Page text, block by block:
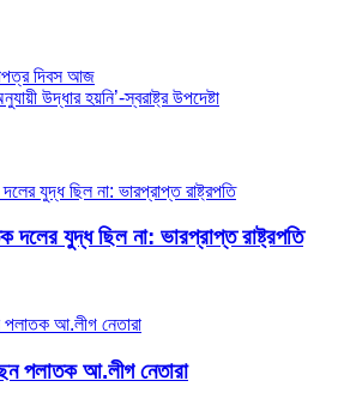
দিবস আজ
উদ্ধার হয়নি’-স্বরাষ্ট্র উপদেষ্টা
যুদ্ধ ছিল না: ভারপ্রাপ্ত রাষ্ট্রপতি
পলাতক আ.লীগ নেতারা